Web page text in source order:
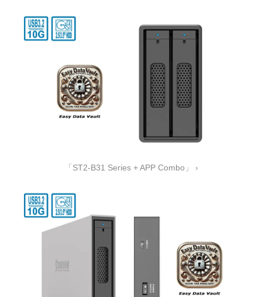
「ST2-B31 Series + APP Combo」 ›